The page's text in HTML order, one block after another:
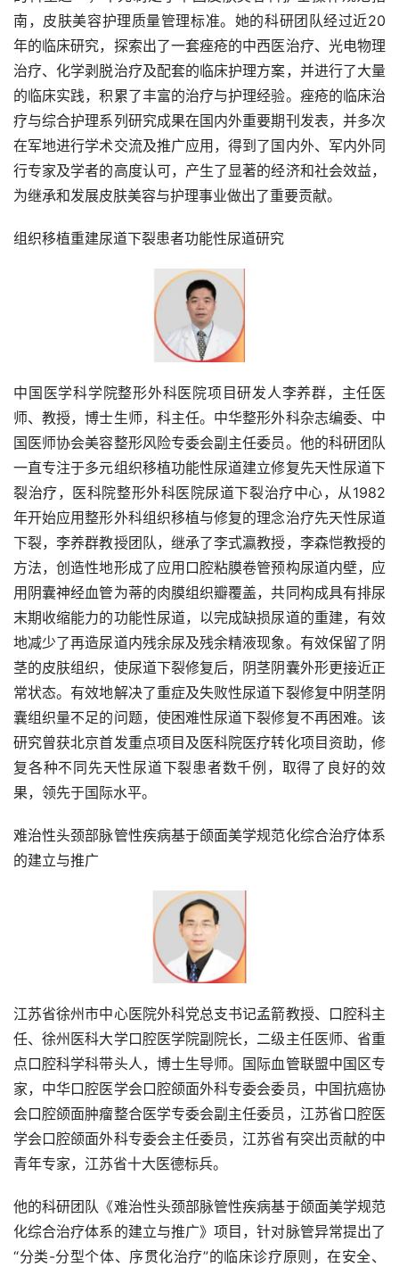
南，皮肤美容护理质量管理标准。她的科研团队经过近20
年的临床研究，探索出了一套痤疮的中西医治疗、光电物理
治疗、化学剥脱治疗及配套的临床护理方案，并进行了大量
的临床实践，积累了丰富的治疗与护理经验。痤疮的临床治
疗与综合护理系列研究成果在国内外重要期刊发表，并多次
在军地进行学术交流及推广应用，得到了国内外、军内外同
行专家及学者的高度认可，产生了显著的经济和社会效益，
为继承和发展皮肤美容与护理事业做出了重要贡献。
组织移植重建尿道下裂患者功能性尿道研究
中国医学科学院整形外科医院项目研发人李养群，主任医
师、教授，博士生师，科主任。中华整形外科杂志编委、中
国医师协会美容整形风险专委会副主任委员。他的科研团队
一直专注于多元组织移植功能性尿道建立修复先天性尿道下
裂治疗，医科院整形外科医院尿道下裂治疗中心，从1982
年开始应用整形外科组织移植与修复的理念治疗先天性尿道
下裂，李养群教授团队，继承了李式瀛教授，李森恺教授的
方法，创造性地形成了应用口腔粘膜卷管预构尿道内壁，应
用阴囊神经血管为蒂的肉膜组织瓣覆盖，共同构成具有排尿
末期收缩能力的功能性尿道，以完成缺损尿道的重建，有效
地减少了再造尿道内残余尿及残余精液现象。有效保留了阴
茎的皮肤组织，使尿道下裂修复后，阴茎阴囊外形更接近正
常状态。有效地解决了重症及失败性尿道下裂修复中阴茎阴
囊组织量不足的问题，使困难性尿道下裂修复不再困难。该
研究曾获北京首发重点项目及医科院医疗转化项目资助，修
复各种不同先天性尿道下裂患者数千例，取得了良好的效
果，领先于国际水平。
难治性头颈部脉管性疾病基于颌面美学规范化综合治疗体系
的建立与推广
江苏省徐州市中心医院外科党总支书记孟箭教授、口腔科主
任、徐州医科大学口腔医学院副院长，二级主任医师、省重
点口腔科学科带头人，博士生导师。国际血管联盟中国区专
家，中华口腔医学会口腔颌面外科专委会委员，中国抗癌协
会口腔颌面肿瘤整合医学专委会副主任委员，江苏省口腔医
学会口腔颌面外科专委会主任委员，江苏省有突出贡献的中
青年专家，江苏省十大医德标兵。
他的科研团队《难治性头颈部脉管性疾病基于颌面美学规范
化综合治疗体系的建立与推广》项目，针对脉管异常提出了
“分类-分型个体、序贯化治疗”的临床诊疗原则，在安全、